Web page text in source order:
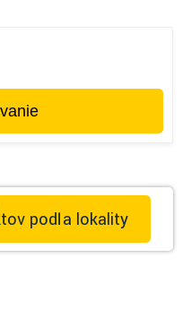
podľa lokality